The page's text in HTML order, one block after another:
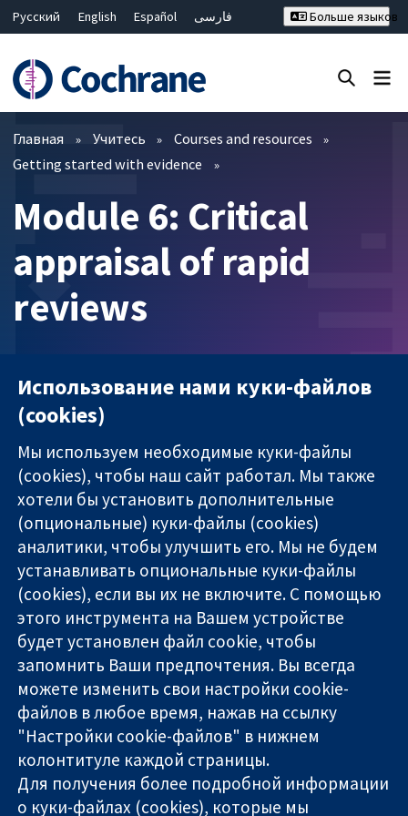
Русский English Español
فارسی
Bahasa Malaysia
ไทย
繁體中文
简体中文
Больше языков
Фильтры
Главная Учитесь
Courses and resources
Getting started with evidence
Module 6: Critical
appraisal of rapid
reviews
Надёжные
доказательства
Информированные
решения
Во благо
здоровья
11-13 Cavendish
Square
London
W1G 0AN
United Kingdom
Связаться с
нами
Новости
Пресс-
служба
О нас
Работа
Cochrane
Library
The Cochrane Collaboration is a charity (no. 1045921) and a
company limited by guarantee (no. 03044323) registered in
Использование нами куки-файлов
(cookies)
Мы используем необходимые куки-файлы
(cookies), чтобы наш сайт работал. Мы также
хотели бы установить дополнительные
(опциональные) куки-файлы (cookies)
аналитики, чтобы улучшить его. Мы не будем
устанавливать опциональные куки-файлы
(cookies), если вы их не включите. С помощью
этого инструмента на Вашем устройстве
будет установлен файл cookie, чтобы
запомнить Ваши предпочтения. Вы всегда
можете изменить свои настройки cookie-
файлов в любое время, нажав на ссылку
"Настройки cookie-файлов" в нижнем
колонтитуле каждой страницы.
Для получения более подробной информации
о куки-файлах (cookies), которые мы